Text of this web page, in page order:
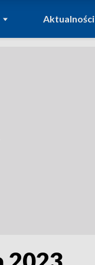
DO
Aktualności